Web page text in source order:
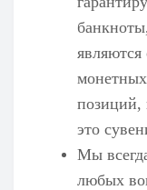
позиций,
это
Мы
любых